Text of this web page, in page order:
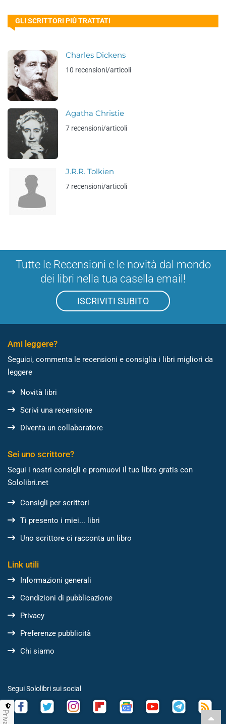
GLI SCRITTORI PIÙ TRATTATI
Charles Dickens
10 recensioni/articoli
Agatha Christie
7 recensioni/articoli
J.R.R. Tolkien
7 recensioni/articoli
Tutte le Recensioni e le novità dal mondo
dei libri nella tua casella email!
ISCRIVITI SUBITO
Ami leggere?
Seguici, commenta le recensioni e consiglia i libri migliori da
leggere
Novità libri
Scrivi una recensione
Diventa un collaboratore
Sei uno scrittore?
Segui i nostri consigli e promuovi il tuo libro gratis con
Sololibri.net
Consigli per scrittori
Ti presento i miei... libri
Uno scrittore ci racconta un libro
Link utili
Informazioni generali
Condizioni di pubblicazione
Privacy
Preferenze pubblicità
Chi siamo
Segui Sololibri sui social